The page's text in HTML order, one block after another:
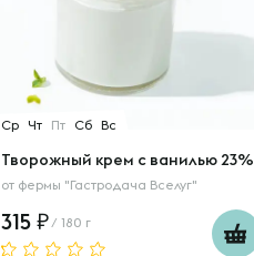
Ср Чт Пт Сб Вс
Творожный крем с ванилью 23%
от фермы "Гастродача Вселуг"
315 / 180 г